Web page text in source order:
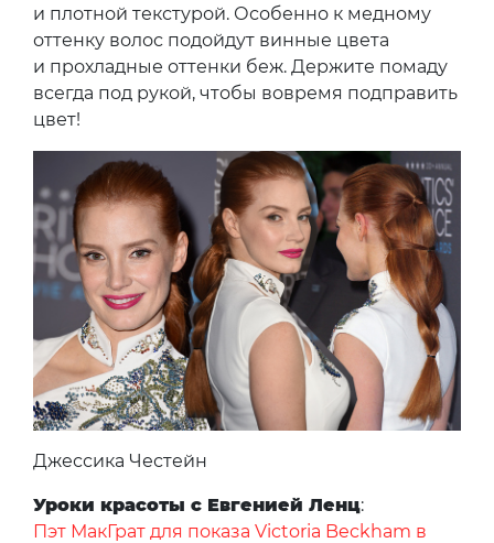
и плотной текстурой. Особенно к медному
оттенку волос подойдут винные цвета
и прохладные оттенки беж. Держите помаду
всегда под рукой, чтобы вовремя подправить
цвет!
Джессика Честейн
Уроки красоты с Евгенией Ленц:
Пэт МакГрат для показа Victoria Beckham в